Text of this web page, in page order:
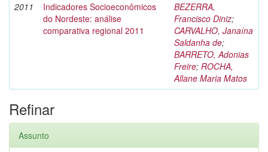
2011
Indicadores Socioeconômicos
do Nordeste: análise
comparativa regional 2011
BEZERRA,
Francisco Diniz;
CARVALHO, Janaína
Saldanha de;
BARRETO, Adonias
Freire; ROCHA,
Allane Maria Matos
Refinar
Assunto